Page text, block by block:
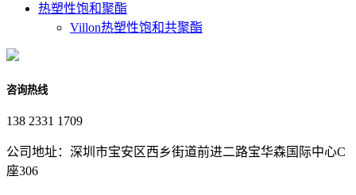
热塑性饱和聚酯
Villon热塑性饱和共聚酯
咨询热线
138 2331 1709
公司地址：深圳市宝安区西乡街道前进二路宝华森国际中心C
座306